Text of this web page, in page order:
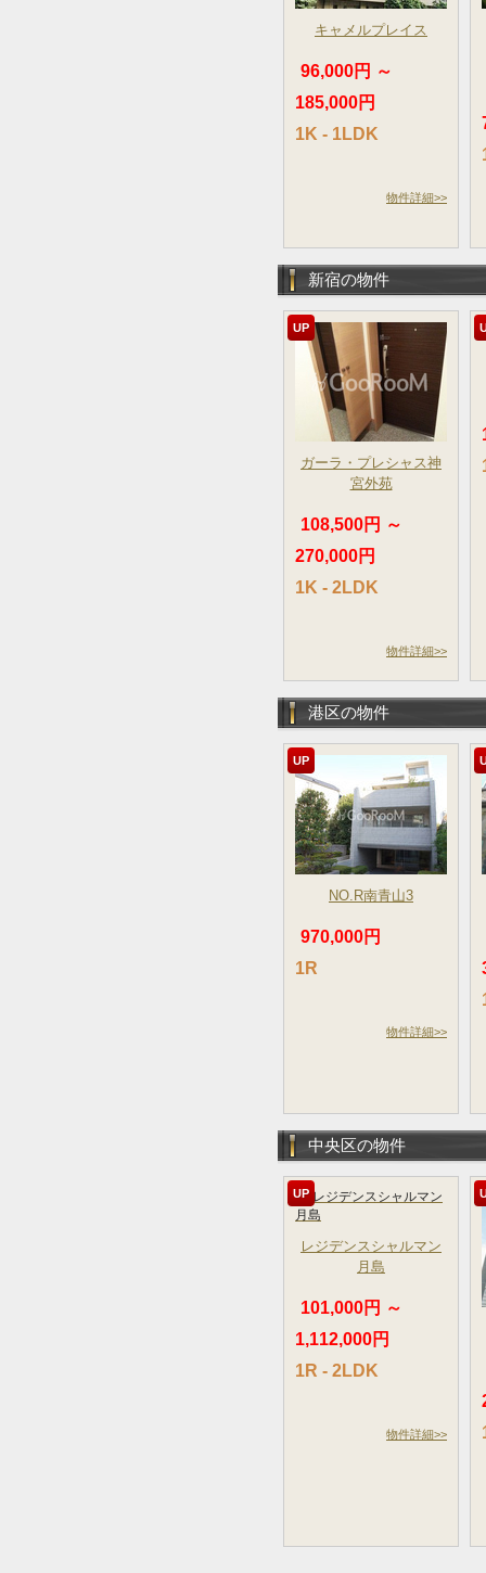
キャメルプレイス
96,000円 ～
185,000円
1K - 1LDK
物件詳細>>
新宿の物件
UP
ガーラ・プレシャス神
宮外苑
108,500円 ～
270,000円
1K - 2LDK
物件詳細>>
港区の物件
UP
NO.R南青山3
970,000円
1R
物件詳細>>
中央区の物件
UP
レジデンスシャルマン
月島
101,000円 ～
1,112,000円
1R - 2LDK
物件詳細>>